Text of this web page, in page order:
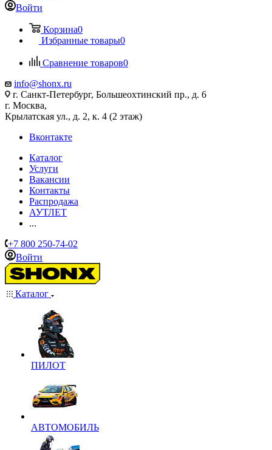
Войти
Корзина0
Избранные товары0
Сравнение товаров0
info@shonx.ru
г. Санкт-Петербург, Большеохтинский пр., д. 6
г. Москва,
Крылатская ул., д. 2, к. 4 (2 этаж)
Вконтакте
Каталог
Услуги
Вакансии
Контакты
Распродажа
АУТЛЕТ
...
+7 800 250-74-02
Войти
Каталог
ПИЛОТ
АВТОМОБИЛЬ